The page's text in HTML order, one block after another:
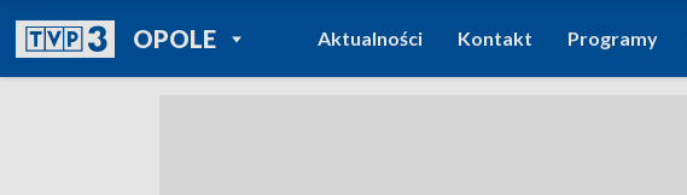
OPOLEPOWRÓT DO
TVP REGIONY
Aktualności Kontakt Programy